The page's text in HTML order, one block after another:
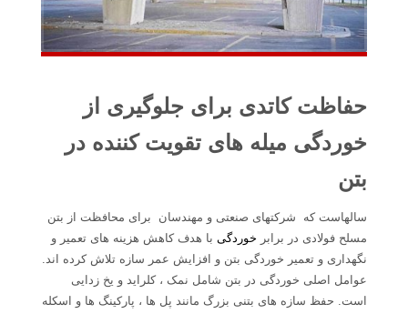
حفاظت کاتدی برای جلوگیری از
خوردگی میله های تقویت کننده در
بتن
سالهاست که شرکتهای صنعتی و مهندسان برای محافظت از بتن
مسلح فولادی در برابر خوردگی با هدف کاهش هزینه های تعمیر و
نگهداری و تعمیر خوردگی بتن و افزایش عمر سازه تلاش کرده اند.
عوامل اصلی خوردگی در بتن شامل نمک ، کلراید و یخ زدایی
است. حفظ سازه های بتنی بزرگ مانند پل ها ، پارکینگ ها و اسکله